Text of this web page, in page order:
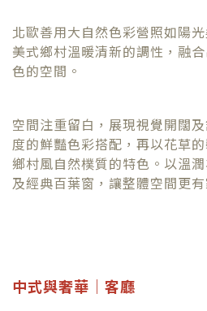
北歐善用大自然色彩營照如陽
美式鄉村溫暖清新的調性，融
色的空間。
空間注重留白，展現視覺開闊
度的鮮豔色彩搭配，再以花草
鄉村風自然樸質的特色。以溫
及經典百葉窗，讓整體空間更有
中式與奢華｜客廳